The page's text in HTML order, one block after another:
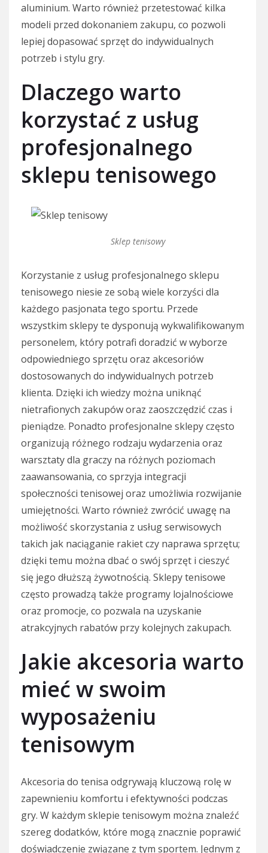
aluminium. Warto również przetestować kilka
modeli przed dokonaniem zakupu, co pozwoli
lepiej dopasować sprzęt do indywidualnych
potrzeb i stylu gry.
Dlaczego warto
korzystać z usług
profesjonalnego
sklepu tenisowego
Sklep tenisowy
Korzystanie z usług profesjonalnego sklepu
tenisowego niesie ze sobą wiele korzyści dla
każdego pasjonata tego sportu. Przede
wszystkim sklepy te dysponują wykwalifikowanym
personelem, który potrafi doradzić w wyborze
odpowiedniego sprzętu oraz akcesoriów
dostosowanych do indywidualnych potrzeb
klienta. Dzięki ich wiedzy można uniknąć
nietrafionych zakupów oraz zaoszczędzić czas i
pieniądze. Ponadto profesjonalne sklepy często
organizują różnego rodzaju wydarzenia oraz
warsztaty dla graczy na różnych poziomach
zaawansowania, co sprzyja integracji
społeczności tenisowej oraz umożliwia rozwijanie
umiejętności. Warto również zwrócić uwagę na
możliwość skorzystania z usług serwisowych
takich jak naciąganie rakiet czy naprawa sprzętu;
dzięki temu można dbać o swój sprzęt i cieszyć
się jego dłuższą żywotnością. Sklepy tenisowe
często prowadzą także programy lojalnościowe
oraz promocje, co pozwala na uzyskanie
atrakcyjnych rabatów przy kolejnych zakupach.
Jakie akcesoria warto
mieć w swoim
wyposażeniu
tenisowym
Akcesoria do tenisa odgrywają kluczową rolę w
zapewnieniu komfortu i efektywności podczas
gry. W każdym sklepie tenisowym można znaleźć
szereg dodatków, które mogą znacznie poprawić
doświadczenie związane z tym sportem. Jednym z